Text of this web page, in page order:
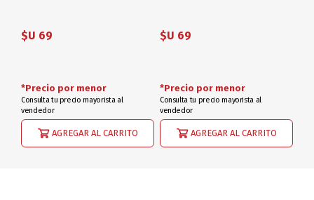
$U 69
AGREGAR AL CARRITO
*Precio por menor
Consulta tu precio mayorista al
vendedor
$U 69
AGREGAR AL CARRITO
*Precio por menor
Consulta tu precio mayorista al
vendedor